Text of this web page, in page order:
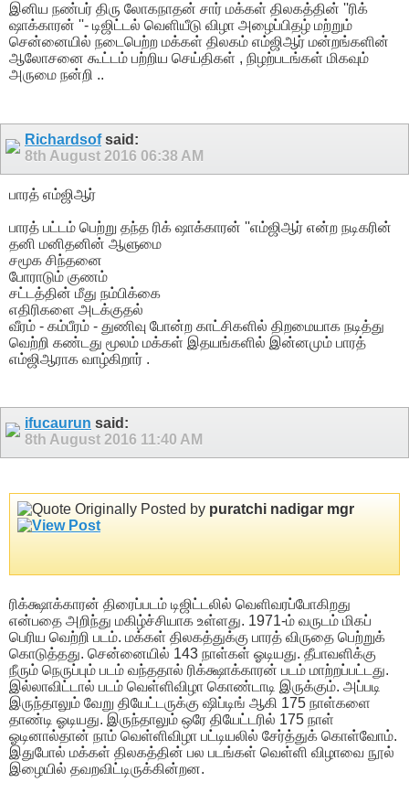
இனிய நண்பர் திரு லோகநாதன் சார் மக்கள் திலகத்தின் ''ரிக்
ஷாக்காரன் ''- டிஜிட்டல் வெளியீடு விழா அழைப்பிதழ் மற்றும்
சென்னையில் நடைபெற்ற மக்கள் திலகம் எம்ஜிஆர் மன்றங்களின்
ஆலோசனை கூட்டம் பற்றிய செய்திகள் , நிழற்படங்கள் மிகவும்
அருமை நன்றி ..
Richardsofsaid:
8th August 2016 06:38 AM
பாரத் எம்ஜிஆர்
பாரத் பட்டம் பெற்று தந்த ரிக் ஷாக்காரன் ''எம்ஜிஆர் என்ற நடிகரின்
தனி மனிதனின் ஆளுமை
சமூக சிந்தனை
போராடும் குணம்
சட்டத்தின் மீது நம்பிக்கை
எதிரிகளை அடக்குதல்
வீரம் - கம்பீரம் - துணிவு போன்ற காட்சிகளில் திறமையாக நடித்து
வெற்றி கண்டது மூலம் மக்கள் இதயங்களில் இன்னமும் பாரத்
எம்ஜிஆராக வாழ்கிறார் .
ifucaurun said:
8th August 2016 11:40 AM
Originally Posted by puratchi nadigar mgr
ரிக்க்ஷாக்காரன் திரைப்படம் டிஜிட்டலில் வெளிவரப்போகிறது
என்பதை அறிந்து மகிழ்ச்சியாக உள்ளது. 1971-ம் வருடம் மிகப்
பெரிய வெற்றி படம். மக்கள் திலகத்துக்கு பாரத் விருதை பெற்றுக்
கொடுத்தது. சென்னையில் 143 நாள்கள் ஓடியது. தீபாவளிக்கு
நீரும் நெருப்பும் படம் வந்ததால் ரிக்க்ஷாக்காரன் படம் மாற்றப்பட்டது.
இல்லாவிட்டால் படம் வெள்ளிவிழா கொண்டாடி இருக்கும். அப்படி
இருந்தாலும் வேறு தியேட்டருக்கு ஷிப்டிங் ஆகி 175 நாள்களை
தாண்டி ஓடியது. இருந்தாலும் ஒரே தியேட்டரில் 175 நாள்
ஓடினால்தான் நாம் வெள்ளிவிழா பட்டியலில் சேர்த்துக் கொள்வோம்.
இதுபோல் மக்கள் திலகத்தின் பல படங்கள் வெள்ளி விழாவை நூல்
இழையில் தவறவிட்டிருக்கின்றன.